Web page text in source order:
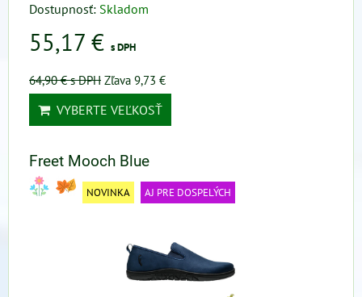
Dostupnosť: Skladom
55,17 € s DPH
64,90 €s DPH Zľava 9,73 €
VYBERTE VEĽKOSŤ
Freet Mooch Blue
NOVINKA AJ PRE DOSPELÝCH